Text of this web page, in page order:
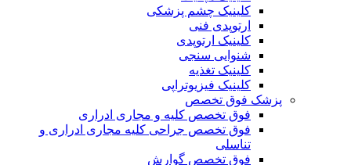
کلینیک چشم پزشکی
ارتوپدی فنی
کلینیک ارتوپدی
شنوایی سنجی
کلینیک تغذیه
کلینیک فیزیوتراپی
پزشک فوق تخصص
فوق تخصص کلیه و مجاری ادراری
فوق تخصص جراحی کلیه مجاری ادراری و
تناسلی
فوق تخصص گوارش